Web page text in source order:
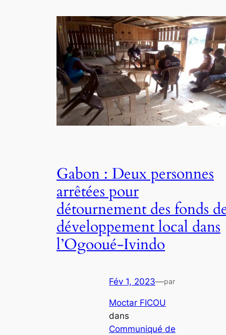
Gabon : Deux personnes
arrêtées pour
détournement des fonds
développement local dans
l’Ogooué-Ivindo
Fév 1, 2023—par
Moctar FICOU
dans
Communiqué de